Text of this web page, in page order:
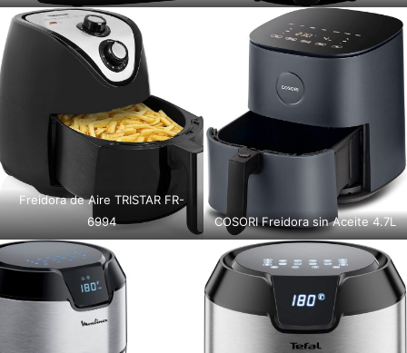
Freidora de Aire TRISTAR FR-
6994
COSORI Freidora sin Aceite 4.7L